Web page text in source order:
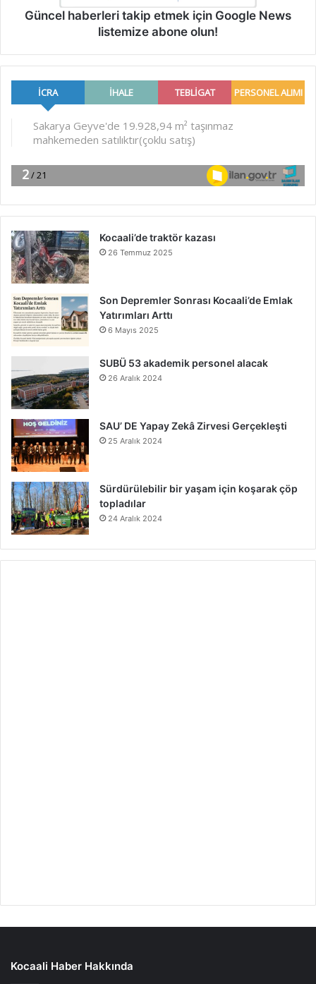
Güncel haberleri takip etmek için Google News
listemize abone olun!
Kocaali’de traktör kazası
26 Temmuz 2025
Son Depremler Sonrası Kocaali’de Emlak
Yatırımları Arttı
6 Mayıs 2025
SUBÜ 53 akademik personel alacak
26 Aralık 2024
SAU’ DE Yapay Zekâ Zirvesi Gerçekleşti
25 Aralık 2024
Sürdürülebilir bir yaşam için koşarak çöp
topladılar
24 Aralık 2024
Kocaali Haber Hakkında